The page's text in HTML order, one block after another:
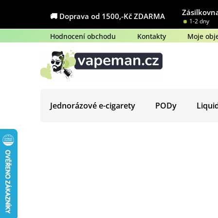
obsah
🚚 Doprava od 1500,-Kč ZDARMA
1-2 dny
Hodnocení obchodu Kontakty Moje
Jednorázové e-cigarety PODy